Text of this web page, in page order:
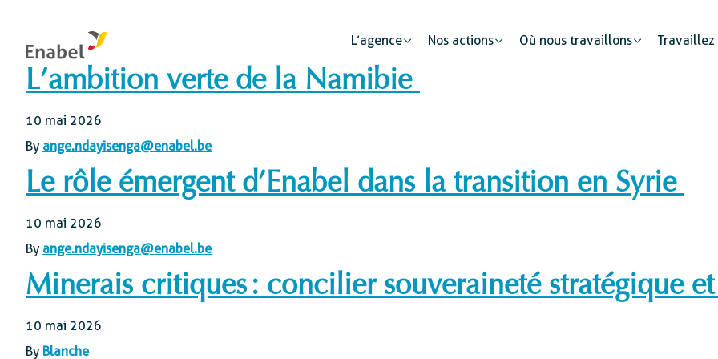
L’agence
Organes de gestion et de contrôle
Intégrité : le canal interne de signalement
L’évaluation chez Enabel
Partenariats publics
Nos actions
Gestion des ressources
naturelles et biodiversité
Transition énergétique
Eau
développement des
compétences
Etat civil
Où nous travaillons Travaillez
L’ambition verte de la Namibie
10 mai 2026
By ange.ndayisenga@enabel.be
Le rôle émergent d’Enabel dans la transition en Syrie
10 mai 2026
By ange.ndayisenga@enabel.be
Minerais critiques : concilier souveraineté stratégique
10 mai 2026
By Blanche